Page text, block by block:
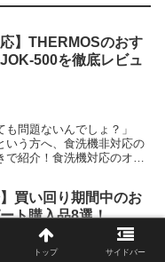
応】THERMOSのおす
500を徹底レビュ
問題ないんでしょ？」
いう方へ、食洗機非対応の
紹介！食洗機対応のオス
】買い回り期間中のお
ト購入品8選！
トップ サイドバー